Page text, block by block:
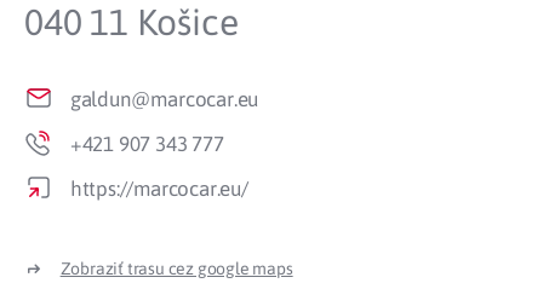
040 11 Košice
galdun@marcocar.eu
+421 907 343 777
https://marcocar.eu/
Zobraziť trasu cez google maps